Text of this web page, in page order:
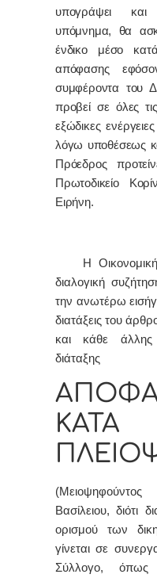
υπογράψει και
υπόμνημα, θα
ένδικο μέσο
απόφασης
συμφέροντα του
προβεί σε όλες
εξώδικες
λόγω υποθέσεως
Πρόεδρος
Πρωτοδικείο
Ειρήνη.
Η Οικονομική
διαλογική
την ανωτέρω
διατάξεις του
και κάθε άλλης
διάταξης
ΚΑΤΑ
Βασίλειου, διότι
ορισμού των
γίνεται σε
Σύλλογο, όπως